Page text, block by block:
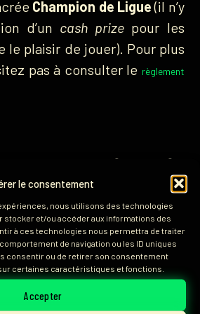
le consentement
nous utilisons des technologies
stocker et/ou accéder aux informations des
à ces technologies nous permettra de traiter
de navigation ou les ID uniques
consentir ou de retirer son consentement
certaines caractéristiques et fonctions.
Accepter
Champion de Ligue(il n’y
d’un cash prize pour les
le plaisir de jouer). Pour plus
pas à consulter le règlement
mis
est principalement
scène compétitive Rocket
exclusivement cantonnée
niveaux